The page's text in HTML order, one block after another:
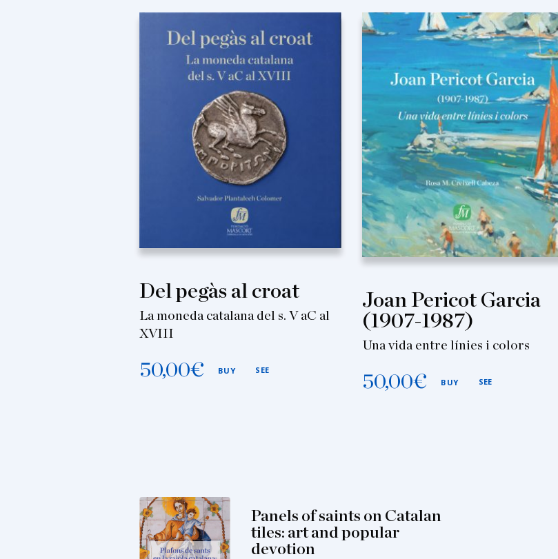
Del pegàs al croat
La moneda catalana del s. V aC al
XVIII
50,00€ BUY SEE
Joan Pericot Garcia
(1907-1987)
Una vida entre línies i colors
50,00€ BUY SEE
Panels of saints on Catalan
tiles: art and popular
devotion